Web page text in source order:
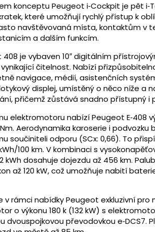
konceptu Peugeot i‑Cockpit je pět
které umožňují rychlý přístup k
navštěvovaná místa, kontaktům v
a dalším funkcím.
408 je vybaven 10″ digitálním
čitelnost. Nabízí
navigace, médií, asistenčních
displej, umístěný o něco níže a
přičemž zůstává snadno přístupný i
elektromotoru nabízí Peugeot E‑408
Aerodynamika karoserie i podvozku
součiniteli odporu (SCx: 0,66). To
100 km. V kombinaci s
kWh dosahuje dojezdu až 456 km.
až 120 kW, což umožňuje nabití
v rámci nabídky Peugeot exkluzivní pro
o výkonu 180 k (132 kW) s
dvouspojkovou převodovkou e‑DCS7.